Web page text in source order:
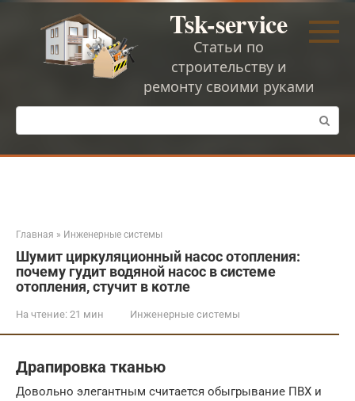
Перейти
Tsk-service
Статьи по
строительству и
ремонту своими руками
Поиск:
Главная » Инженерные системы
Шумит циркуляционный насос отопления:
почему гудит водяной насос в системе
отопления, стучит в котле
На чтение: 21 мин Инженерные системы
Драпировка тканью
Довольно элегантным считается обыгрывание ПВХ и